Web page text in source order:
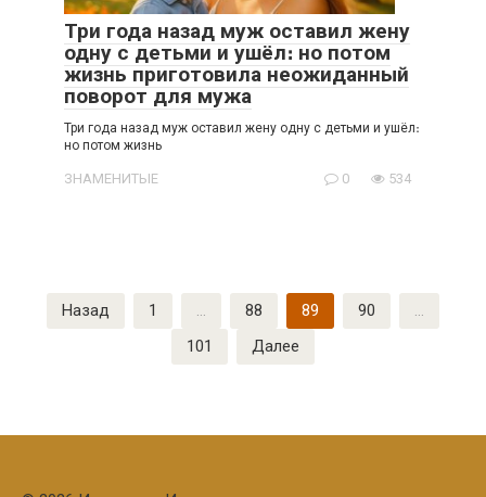
Три года назад муж оставил жену
одну с детьми и ушёл։ но потом
жизнь приготовила неожиданный
поворот для мужа
Три года назад муж оставил жену одну с детьми и ушёл։
но потом жизнь
ЗНАМЕНИТЫЕ 0 534
Пагинация
записей
Назад 1 … 88 89 90
…
101
Далее